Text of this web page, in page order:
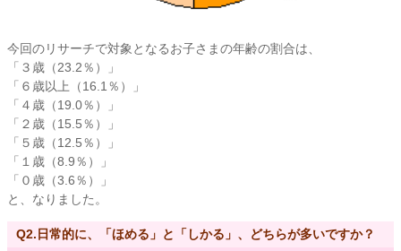
今回のリサーチで対象となるお子さまの年齢の割合は、
「３歳（23.2％）」
「６歳以上（16.1％）」
「４歳（19.0％）」
「２歳（15.5％）」
「５歳（12.5％）」
「１歳（8.9％）」
「０歳（3.6％）」
と、なりました。
Q2.日常的に、「ほめる」と「しかる」、どちらが多いですか？